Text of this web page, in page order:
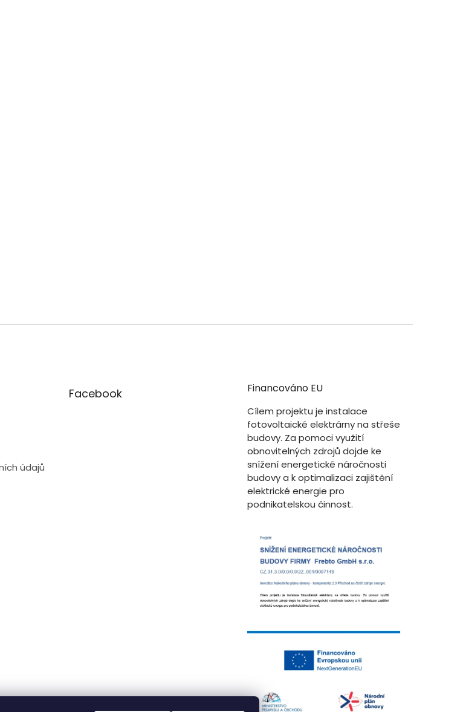
údajů
Facebook Financováno EU
Cílem projektu je instalace
fotovoltaické elektrárny na střeše
budovy. Za pomoci využití
obnovitelných zdrojů dojde ke
snížení energetické náročnosti
budovy a k optimalizaci zajištění
elektrické energie pro
podnikatelskou činnost.